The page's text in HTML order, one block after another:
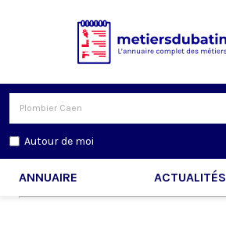
Autour de moi
ANNUAIRE ACTUALITÉS